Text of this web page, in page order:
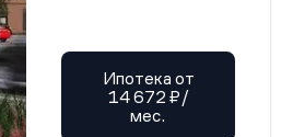
Ипотека от
14 672 ₽/
мес.